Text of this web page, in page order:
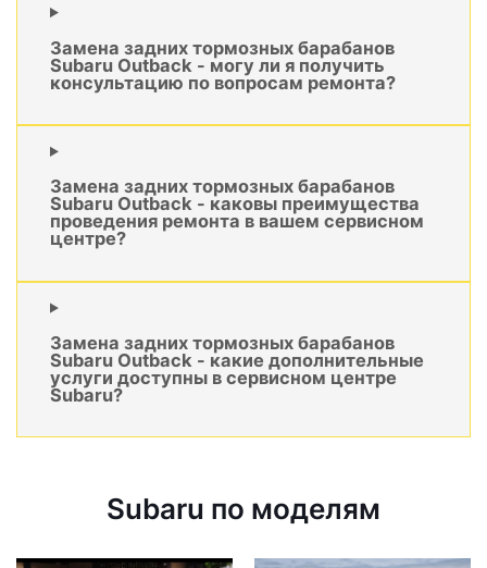
Замена задних тормозных барабанов
Subaru Outback - могу ли я получить
консультацию по вопросам ремонта?
Замена задних тормозных барабанов
Subaru Outback - каковы преимущества
проведения ремонта в вашем сервисном
центре?
Замена задних тормозных барабанов
Subaru Outback - какие дополнительные
услуги доступны в сервисном центре
Subaru?
Subaru по моделям